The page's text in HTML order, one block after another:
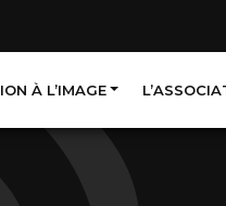
À L’IMAGE